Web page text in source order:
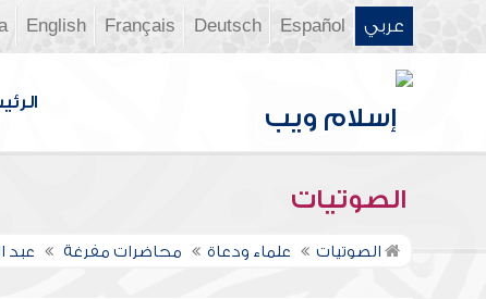
عربي Español
Deutsch
Français
English
الصوتيات
الصوتيات علماء ودعاة محاضرات مفرغة عبد